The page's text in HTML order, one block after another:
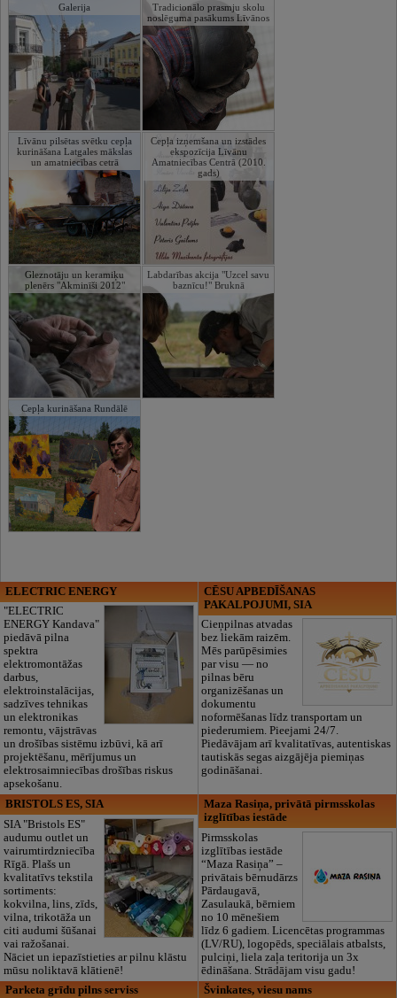
Galerija
Tradicionālo prasmju skolu
noslēguma pasākums Līvānos
Līvānu pilsētas svētku cepļa
kurināšana Latgales mākslas
un amatniecības cetrā
Cepļa izņemšana un izstādes
ekspozīcija Līvānu
Amatniecības Centrā (2010.
gads)
Gleznotāju un keramiķu
plenērs "Akminīši 2012"
Labdarības akcija "Uzcel savu
baznīcu!" Bruknā
Cepļa kurināšana Rundālē
ELECTRIC ENERGY
"ELECTRIC
ENERGY Kandava"
piedāvā pilna
spektra
elektromontāžas
darbus,
elektroinstalācijas,
sadzīves tehnikas
un elektronikas
remontu, vājstrāvas
un drošības sistēmu izbūvi, kā arī
projektēšanu, mērījumus un
elektrosaimniecības drošības riskus
apsekošanu.
CĒSU APBEDĪŠANAS
PAKALPOJUMI, SIA
Cieņpilnas atvadas
bez liekām raizēm.
Mēs parūpēsimies
par visu — no
pilnas bēru
organizēšanas un
dokumentu
noformēšanas līdz transportam un
piederumiem. Pieejami 24/7.
Piedāvājam arī kvalitatīvas, autentiskas
tautiskās segas aizgājēja piemiņas
godināšanai.
BRISTOLS ES, SIA
SIA "Bristols ES"
audumu outlet un
vairumtirdzniecība
Rīgā. Plašs un
kvalitatīvs tekstila
sortiments:
kokvilna, lins, zīds,
vilna, trikotāža un
citi audumi šūšanai
vai ražošanai.
Nāciet un iepazīstieties ar pilnu klāstu
mūsu noliktavā klātienē!
Maza Rasiņa, privātā pirmsskolas
izglītības iestāde
Pirmsskolas
izglītības iestāde
“Maza Rasiņa” –
privātais bērnudārzs
Pārdaugavā,
Zasulaukā, bērniem
no 10 mēnešiem
līdz 6 gadiem. Licencētas programmas
(LV/RU), logopēds, speciālais atbalsts,
pulciņi, liela zaļa teritorija un 3x
ēdināšana. Strādājam visu gadu!
Parketa grīdu pilns serviss
Švinkates, viesu nams